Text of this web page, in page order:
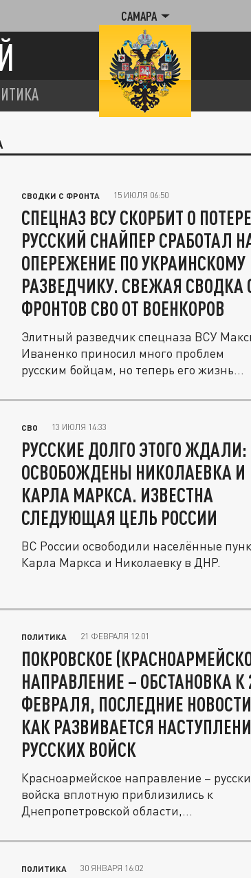
САМАРА
СВОДКИ С ФРОНТА 15 ИЮЛЯ 06:50
СПЕЦНАЗ ВСУ СКОРБИТ О
РУССКИЙ СНАЙПЕР СРАБОТАЛ
ОПЕРЕЖЕНИЕ ПО УКРАИНСКОМУ
РАЗВЕДЧИКУ. СВЕЖАЯ СВОДКА
ФРОНТОВ СВО ОТ ВОЕНКОРОВ
Элитный разведчик спецназа ВСУ
Иваненко приносил много проблем
русским бойцам, но теперь его жизнь...
СВО 13 ИЮЛЯ 14:33
РУССКИЕ ДОЛГО ЭТОГО ЖДАЛИ:
ОСВОБОЖДЕНЫ НИКОЛАЕВКА И
КАРЛА МАРКСА. ИЗВЕСТНА
СЛЕДУЮЩАЯ ЦЕЛЬ РОССИИ
ВС России освободили населённые
Карла Маркса и Николаевку в ДНР.
ПОЛИТИКА 21 ФЕВРАЛЯ 12:01
ПОКРОВСКОЕ
НАПРАВЛЕНИЕ – ОБСТАНОВКА К
ФЕВРАЛЯ, ПОСЛЕДНИЕ
КАК РАЗВИВАЕТСЯ
РУССКИХ ВОЙСК
Красноармейское направление –
войска вплотную приблизились к
Днепропетровской области,
ПОЛИТИКА 30 ЯНВАРЯ 16:02